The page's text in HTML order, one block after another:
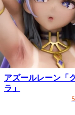
アズールレーン「
ラ」